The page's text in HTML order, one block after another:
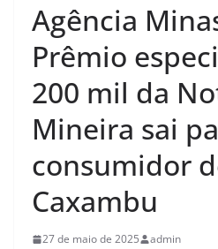
Agência
Prêmio
200 mil da
Mineira sai
consumidor
Caxambu
27 de maio de 2025 admin